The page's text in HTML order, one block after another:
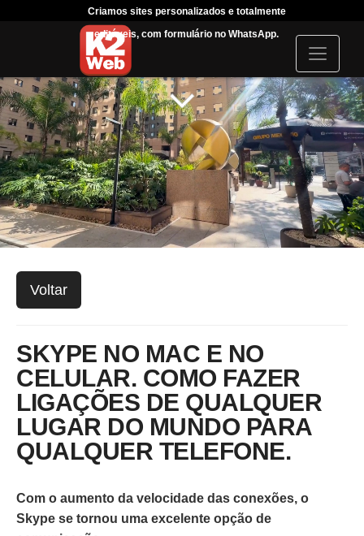
Criamos sites personalizados e totalmente
editáveis, com formulário no WhatsApp.
I
c
o
n
Voltar
SKYPE NO MAC E NO
CELULAR. COMO FAZER
LIGAÇÕES DE QUALQUER
LUGAR DO MUNDO PARA
QUALQUER TELEFONE.
Com o aumento da velocidade das conexões, o
Skype se tornou uma excelente opção de